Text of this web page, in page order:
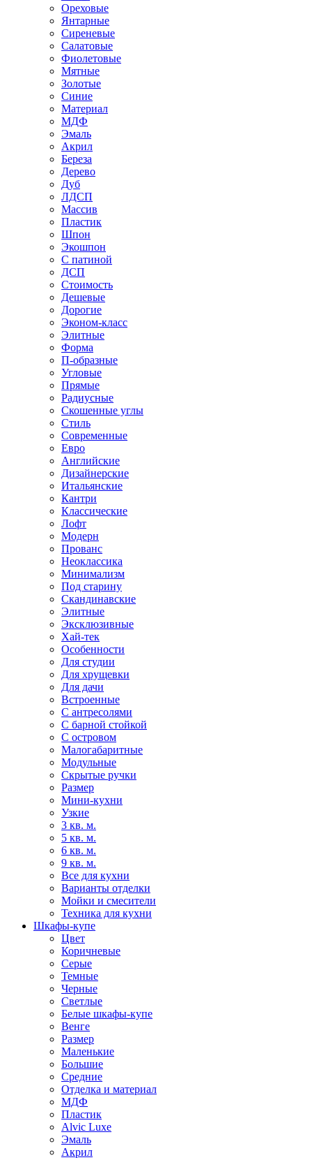
Ореховые
Янтарные
Сиреневые
Салатовые
Фиолетовые
Мятные
Золотые
Синие
Материал
МДФ
Эмаль
Акрил
Береза
Дерево
Дуб
ЛДСП
Массив
Пластик
Шпон
Экошпон
С патиной
ДСП
Стоимость
Дешевые
Дорогие
Эконом-класс
Элитные
Форма
П-образные
Угловые
Прямые
Радиусные
Скошенные углы
Стиль
Современные
Евро
Английские
Дизайнерские
Итальянские
Кантри
Классические
Лофт
Модерн
Прованс
Неоклассика
Минимализм
Под старину
Скандинавские
Элитные
Эксклюзивные
Хай-тек
Особенности
Для студии
Для хрущевки
Для дачи
Встроенные
С антресолями
С барной стойкой
С островом
Малогабаритные
Модульные
Скрытые ручки
Размер
Мини-кухни
Узкие
3 кв. м.
5 кв. м.
6 кв. м.
9 кв. м.
Все для кухни
Варианты отделки
Мойки и смесители
Техника для кухни
Шкафы-купе
Цвет
Коричневые
Серые
Темные
Черные
Светлые
Белые шкафы-купе
Венге
Размер
Маленькие
Большие
Средние
Отделка и материал
МДФ
Пластик
Alvic Luxe
Эмаль
Акрил